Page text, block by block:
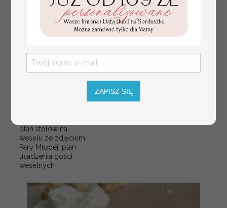
plan stołów
plan stołów na
weselu ze zdjęciem
Pary Młodej, plan
usadzenia gości
weselnych
100 PLN
ZAPISZ SIĘ